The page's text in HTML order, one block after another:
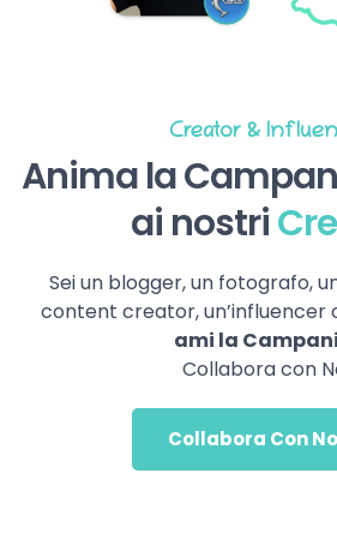
Creator &
Anima la
ai nostri
Sei un blogger, un fotografo,
content creator, un’influencer
ami la
Collabora con
Collabora Con